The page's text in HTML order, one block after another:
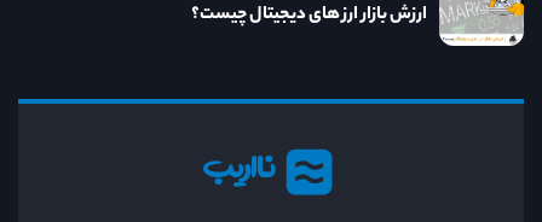
نااریب
ارزش بازار ارز های دیجیتال چیست؟